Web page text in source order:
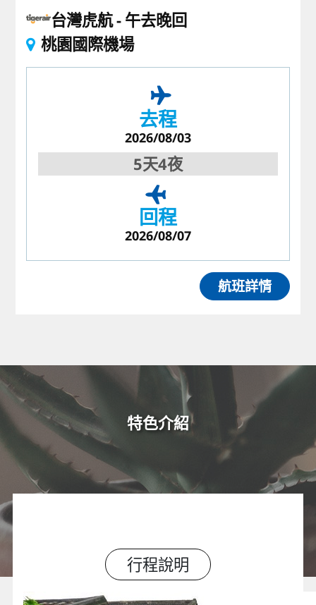
台灣虎航 午去晚回
桃園國際機場
去程
2026/08/03
5天4夜
回程
2026/08/07
航班詳情
特色介紹
行程說明